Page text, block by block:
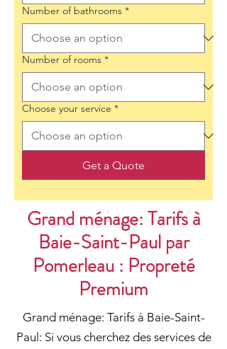
Number of bathrooms *
Number of rooms *
Choose your service *
Get a Quote
Grand ménage: Tarifs à
Baie-Saint-Paul par
Pomerleau : Propreté
Premium
Grand ménage: Tarifs à Baie-Saint-
Paul: Si vous cherchez des services de